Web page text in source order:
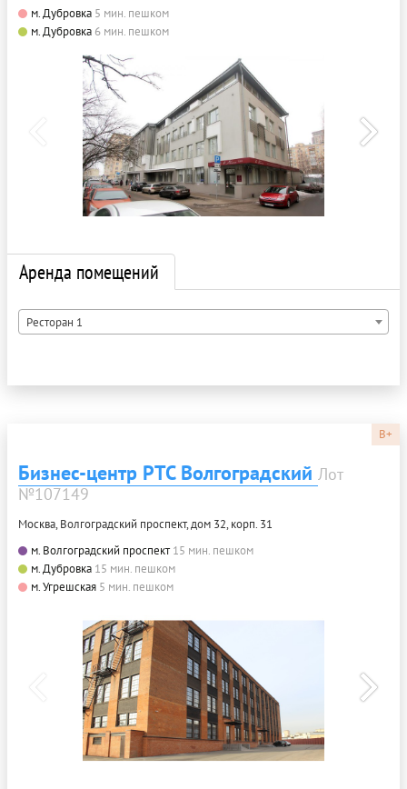
м. Дубровка 5 мин. пешком
м. Дубровка 6 мин. пешком
Аренда помещений
Ресторан 1
B+
Бизнес-центр РТС Волгоградский Лот
№107149
Москва, Волгоградский проспект, дом 32, корп. 31
м. Волгоградский проспект 15 мин. пешком
м. Дубровка 15 мин. пешком
м. Угрешская 5 мин. пешком